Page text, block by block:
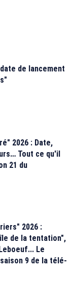
de lancement
2026 : Date,
Tout ce qu'il
21 du
2026 :
de la tentation",
Le
9 de la télé-